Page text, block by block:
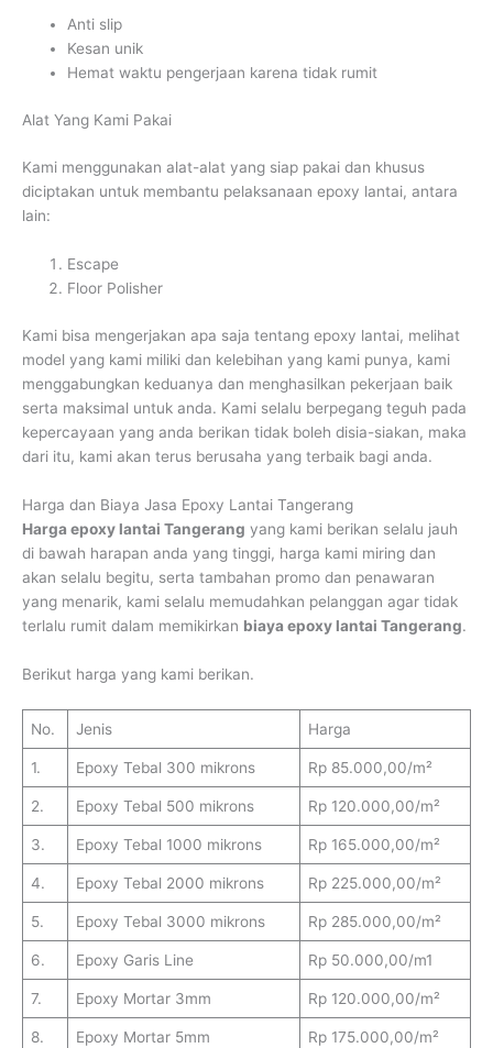
Anti slip
Kesan unik
Hemat waktu pengerjaan karena tidak rumit
Alat Yang Kami Pakai
Kami menggunakan alat-alat yang siap pakai dan khusus
diciptakan untuk membantu pelaksanaan epoxy lantai, antara
lain:
Escape
Floor Polisher
Kami bisa mengerjakan apa saja tentang epoxy lantai, melihat
model yang kami miliki dan kelebihan yang kami punya, kami
menggabungkan keduanya dan menghasilkan pekerjaan baik
serta maksimal untuk anda. Kami selalu berpegang teguh pada
kepercayaan yang anda berikan tidak boleh disia-siakan, maka
dari itu, kami akan terus berusaha yang terbaik bagi anda.
Harga dan Biaya Jasa Epoxy Lantai Tangerang
Harga epoxy lantai Tangerang yang kami berikan selalu jauh
di bawah harapan anda yang tinggi, harga kami miring dan
akan selalu begitu, serta tambahan promo dan penawaran
yang menarik, kami selalu memudahkan pelanggan agar tidak
terlalu rumit dalam memikirkan biaya epoxy lantai Tangerang.
Berikut harga yang kami berikan.
No. Jenis Harga
1. Epoxy Tebal 300 mikrons Rp 85.000,00/m²
2. Epoxy Tebal 500 mikrons Rp 120.000,00/m²
3. Epoxy Tebal 1000 mikrons Rp 165.000,00/m²
4. Epoxy Tebal 2000 mikrons Rp 225.000,00/m²
5. Epoxy Tebal 3000 mikrons Rp 285.000,00/m²
6. Epoxy Garis Line Rp 50.000,00/m1
7. Epoxy Mortar 3mm Rp 120.000,00/m²
8. Epoxy Mortar 5mm Rp 175.000,00/m²